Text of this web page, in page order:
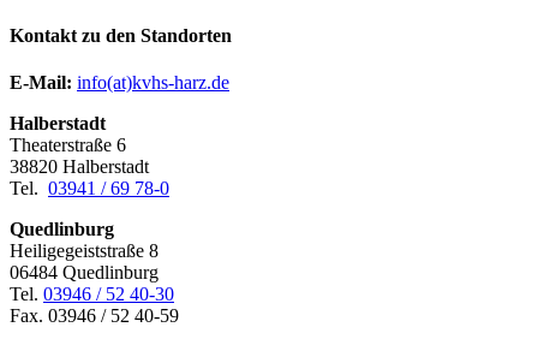
Kontakt zu den Standorten
E-Mail: info(at)kvhs-harz.de
Halberstadt
Theaterstraße 6
38820 Halberstadt
Tel. 03941 / 69 78-0
Quedlinburg
Heiligegeiststraße 8
06484 Quedlinburg
Tel. 03946 / 52 40-30
Fax. 03946 / 52 40-59